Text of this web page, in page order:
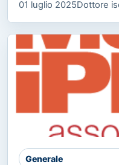
01 luglio 2025Dottore
Generale